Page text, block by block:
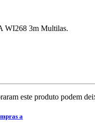
WI268 3m Multilas.
este produto podem
a